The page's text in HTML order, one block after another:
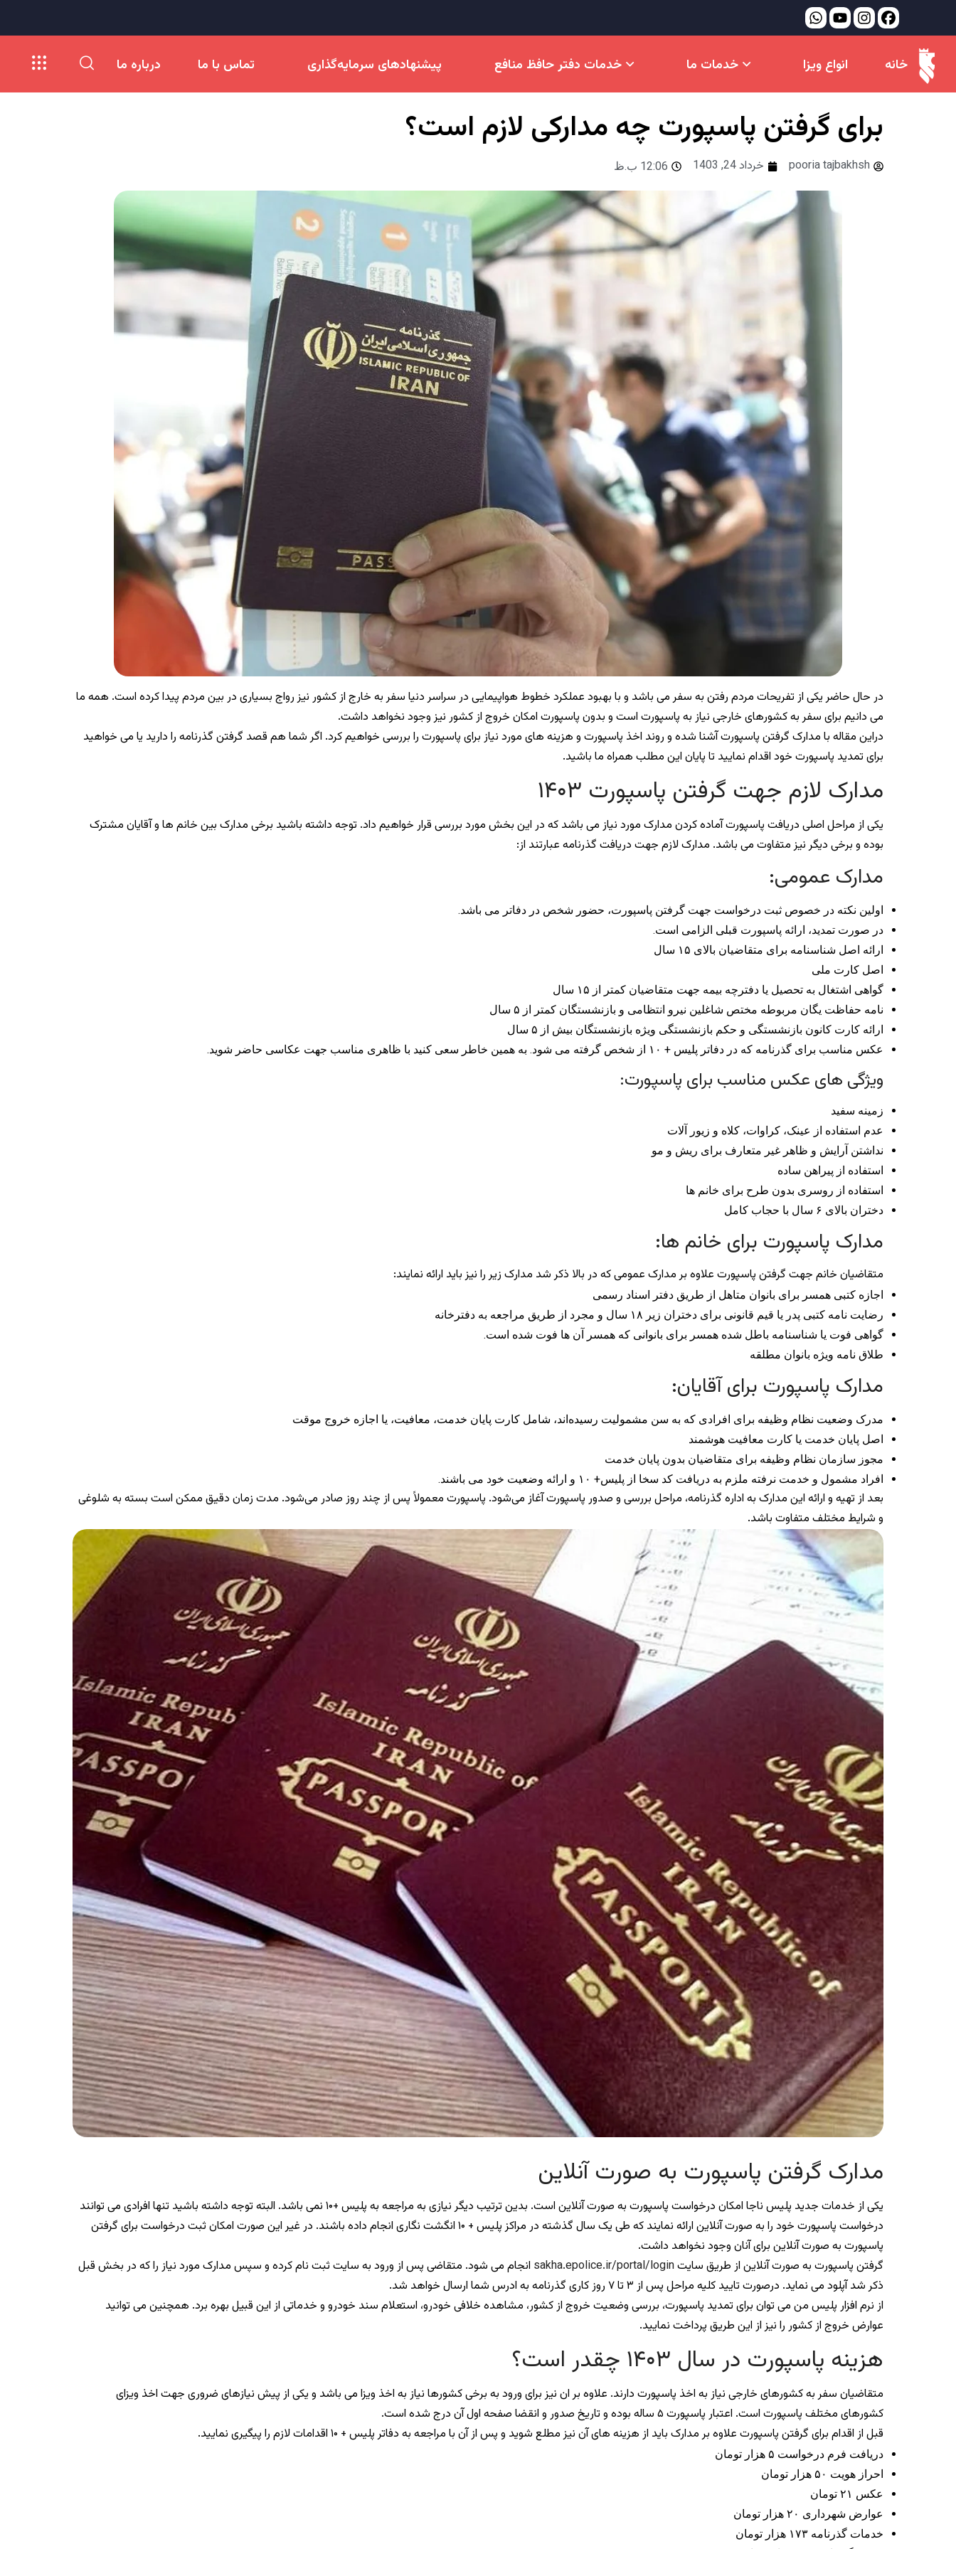
خانه انواع ویزا خدمات ما خدمات دفتر حافظ منافع پیشنهادهای سرمایه‌گذاری تماس با ما درباره ما
برای گرفتن پاسپورت چه مدارکی لازم است؟
pooria tajbakhsh خرداد 24, 1403 12:06 ب.ظ
در حال حاضر یکی از تفریحات مردم رفتن به سفر می باشد و با بهبود عملکرد خطوط هواپیمایی در سراسر دنیا سفر به خارج از کشور نیز رواج بسیاری در بین مردم پیدا کرده است. همه ما
می دانیم برای سفر به کشورهای خارجی نیاز به پاسپورت است و بدون پاسپورت امکان خروج از کشور نیز وجود نخواهد داشت.
دراین مقاله با مدارک گرفتن پاسپورت آشنا شده و روند اخذ پاسپورت و هزینه های مورد نیاز برای پاسپورت را بررسی خواهیم کرد. اگر شما هم قصد گرفتن گذرنامه را دارید یا می خواهید
برای تمدید پاسپورت خود اقدام نمایید تا پایان این مطلب همراه ما باشید.
مدارک لازم جهت گرفتن پاسپورت ۱۴۰۳
یکی از مراحل اصلی دریافت پاسپورت آماده کردن مدارک مورد نیاز می باشد که در این بخش مورد بررسی قرار خواهیم داد. توجه داشته باشید برخی مدارک بین خانم ها و آقایان مشترک
بوده و برخی دیگر نیز متفاوت می باشد. مدارک لازم جهت دریافت گذرنامه عبارتند از:
مدارک عمومی:
اولین نکته در خصوص ثبت درخواست جهت گرفتن پاسپورت، حضور شخص در دفاتر می باشد.
در صورت تمدید، ارائه پاسپورت قبلی الزامی است.
ارائه اصل شناسنامه برای متقاضیان بالای ۱۵ سال
اصل کارت ملی
گواهی اشتغال به تحصیل یا دفترچه بیمه جهت متقاضیان کمتر از ۱۵ سال
نامه حفاظت یگان مربوطه مختص شاغلین نیرو انتظامی و بازنشستگان کمتر از ۵ سال
ارائه کارت کانون بازنشستگی و حکم بازنشستگی ویژه بازنشستگان بیش از ۵ سال
عکس مناسب برای گذرنامه که در دفاتر پلیس + ۱۰ از شخص گرفته می شود. به همین خاطر سعی کنید با ظاهری مناسب جهت عکاسی حاضر شوید.
ویژگی های عکس مناسب برای پاسپورت:
زمینه سفید
عدم استفاده از عینک، کراوات، کلاه و زیور آلات
نداشتن آرایش و ظاهر غیر متعارف برای ریش و مو
استفاده از پیراهن ساده
استفاده از روسری بدون طرح برای خانم ها
دختران بالای ۶ سال با حجاب کامل
مدارک پاسپورت برای خانم ها:
متقاضیان خانم جهت گرفتن پاسپورت علاوه بر مدارک عمومی که در بالا ذکر شد مدارک زیر را نیز باید ارائه نمایند:
اجازه کتبی همسر برای بانوان متاهل از طریق دفتر اسناد رسمی
رضایت نامه کتبی پدر یا قیم قانونی برای دختران زیر ۱۸ سال و مجرد از طریق مراجعه به دفترخانه
گواهی فوت یا شناسنامه باطل شده همسر برای بانوانی که همسر آن ها فوت شده است.
طلاق نامه ویژه بانوان مطلقه
مدارک پاسپورت برای آقایان:
مدرک وضعیت نظام وظیفه برای افرادی که به سن مشمولیت رسیده‌اند، شامل کارت پایان خدمت، معافیت، یا اجازه خروج موقت
اصل پایان خدمت یا کارت معافیت هوشمند
مجوز سازمان نظام وظیفه برای متقاضیان بدون پایان خدمت
افراد مشمول و خدمت نرفته ملزم به دریافت کد سخا از پلیس+ ۱۰ و ارائه وضعیت خود می باشند.
بعد از تهیه و ارائه این مدارک به اداره گذرنامه، مراحل بررسی و صدور پاسپورت آغاز می‌شود. پاسپورت معمولاً پس از چند روز صادر می‌شود. مدت زمان دقیق ممکن است بسته به شلوغی
و شرایط مختلف متفاوت باشد.
مدارک گرفتن پاسپورت به صورت آنلاین
یکی از خدمات جدید پلیس ناجا امکان درخواست پاسپورت به صورت آنلاین است. بدین ترتیب دیگر نیازی به مراجعه به پلیس +۱۰ نمی باشد. البته توجه داشته باشید تنها افرادی می توانند
درخواست پاسپورت خود را به صورت آنلاین ارائه نمایند که طی یک سال گذشته در مراکز پلیس + ۱۰ انگشت نگاری انجام داده باشند. در غیر این صورت امکان ثبت درخواست برای گرفتن
پاسپورت به صورت آنلاین برای آنان وجود نخواهد داشت.
گرفتن پاسپورت به صورت آنلاین از طریق سایتsakha.epolice.ir/portal/login انجام می شود. متقاضی پس از ورود به سایت ثبت نام کرده و سپس مدارک مورد نیاز را که در بخش قبل
ذکر شد آپلود می نماید. درصورت تایید کلیه مراحل پس از ۳ تا ۷ روز کاری گذرنامه به ادرس شما ارسال خواهد شد.
از نرم افزار پلیس من می توان برای تمدید پاسپورت، بررسی وضعیت خروج از کشور، مشاهده خلافی خودرو، استعلام سند خودرو و خدماتی از این قبیل بهره برد. همچنین می توانید
عوارض خروج از کشور را نیز از این طریق پرداخت نمایید.
هزینه پاسپورت در سال ۱۴۰۳ چقدر است؟
متقاضیان سفر به کشورهای خارجی نیاز به اخذ پاسپورت دارند. علاوه بر ان نیز برای ورود به برخی کشورها نیاز به اخذ ویزا می باشد و یکی از پیش نیازهای ضروری جهت اخذ ویزای
کشورهای مختلف پاسپورت است. اعتبار پاسپورت ۵ ساله بوده و تاریخ صدور و انقضا صفحه اول آن درج شده است.
قبل از اقدام برای گرفتن پاسپورت علاوه بر مدارک باید از هزینه های آن نیز مطلع شوید و پس از آن با مراجعه به دفاتر پلیس + ۱۰ اقدامات لازم را پیگیری نمایید.
دریافت فرم درخواست ۵ هزار تومان
احراز هویت ۵۰ هزار تومان
عکس ۲۱ تومان
عوارض شهرداری ۲۰ هزار تومان
خدمات گذرنامه ۱۷۳ هزار تومان